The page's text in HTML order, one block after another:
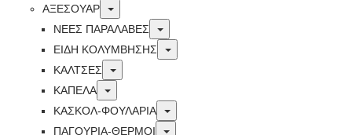
ΑΞΕΣΟΥΑΡ
Toggle
ΝΕΕΣ ΠΑΡΑΛΑΒΕΣ
Toggle
ΕΙΔΗ ΚΟΛΥΜΒΗΣΗΣ
Toggle
ΚΑΛΤΣΕΣ
Toggle
ΚΑΠΕΛΑ
Toggle
ΚΑΣΚΟΛ-ΦΟΥΛΑΡΙΑ
Toggle
ΠΑΓΟΥΡΙΑ-ΘΕΡΜΟΙ
Toggle